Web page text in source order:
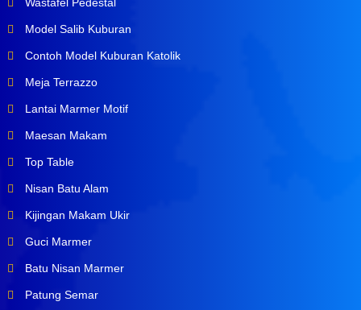
Wastafel Pedestal
Model Salib Kuburan
Contoh Model Kuburan Katolik
Meja Terrazzo
Lantai Marmer Motif
Maesan Makam
Top Table
Nisan Batu Alam
Kijingan Makam Ukir
Guci Marmer
Batu Nisan Marmer
Patung Semar